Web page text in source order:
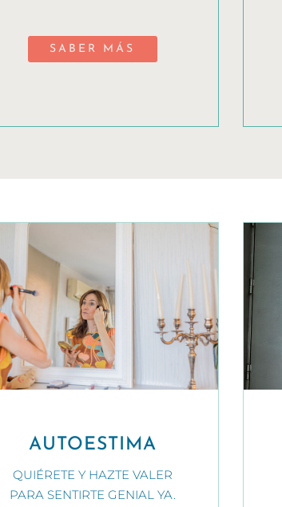
SABER MÁS
AUTOESTIMA
QUIÉRETE Y HAZTE VALER
PARA SENTIRTE GENIAL YA.